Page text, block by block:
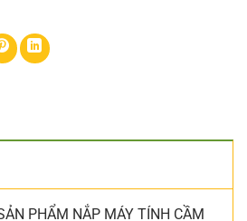
PHẨM NẮP MÁY TÍNH CẦM